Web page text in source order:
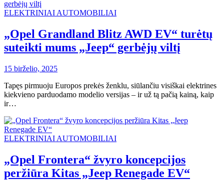
ELEKTRINIAI AUTOMOBILIAI
„Opel Grandland Blitz AWD EV“ turėtų
suteikti mums „Jeep“ gerbėjų viltį
15 birželio, 2025
Tapęs pirmuoju Europos prekės ženklu, siūlančiu visiškai elektrines
kiekvieno parduodamo modelio versijas – ir už tą pačią kainą, kaip
ir…
ELEKTRINIAI AUTOMOBILIAI
„Opel Frontera“ žvyro koncepcijos
peržiūra Kitas „Jeep Renegade EV“